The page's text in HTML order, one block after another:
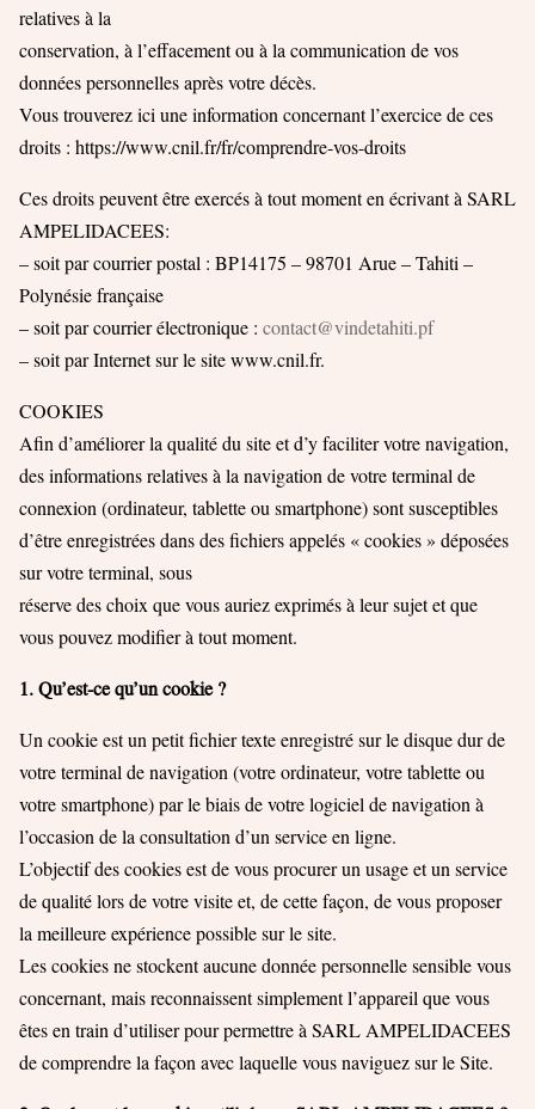
relatives à la
conservation, à l’effacement ou à la communication de vos
données personnelles après votre décès.
Vous trouverez ici une information concernant l’exercice de ces
droits : https://www.cnil.fr/fr/comprendre-vos-droits
Ces droits peuvent être exercés à tout moment en écrivant à SARL
AMPELIDACEES:
– soit par courrier postal : BP14175 – 98701 Arue – Tahiti –
Polynésie française
– soit par courrier électronique : contact@vindetahiti.pf
– soit par Internet sur le site www.cnil.fr.
COOKIES
Afin d’améliorer la qualité du site et d’y faciliter votre navigation,
des informations relatives à la navigation de votre terminal de
connexion (ordinateur, tablette ou smartphone) sont susceptibles
d’être enregistrées dans des fichiers appelés « cookies » déposées
sur votre terminal, sous
réserve des choix que vous auriez exprimés à leur sujet et que
vous pouvez modifier à tout moment.
1. Qu’est-ce qu’un cookie ?
Un cookie est un petit fichier texte enregistré sur le disque dur de
votre terminal de navigation (votre ordinateur, votre tablette ou
votre smartphone) par le biais de votre logiciel de navigation à
l’occasion de la consultation d’un service en ligne.
L’objectif des cookies est de vous procurer un usage et un service
de qualité lors de votre visite et, de cette façon, de vous proposer
la meilleure expérience possible sur le site.
Les cookies ne stockent aucune donnée personnelle sensible vous
concernant, mais reconnaissent simplement l’appareil que vous
êtes en train d’utiliser pour permettre à SARL AMPELIDACEES
de comprendre la façon avec laquelle vous naviguez sur le Site.